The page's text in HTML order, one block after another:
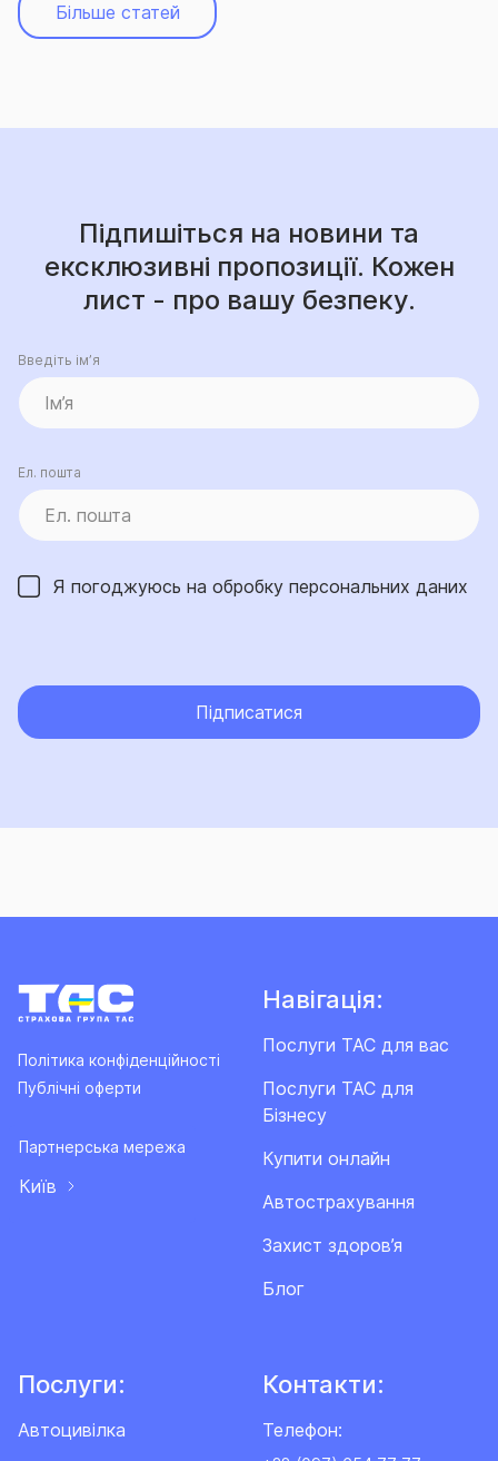
Більше статей
Підпишіться на новини та
ексклюзивні пропозиції. Кожен
лист - про вашу безпеку.
Введіть ім’я
Ел. пошта
Я погоджуюсь на обробку персональних даних
Підписатися
Політика конфіденційності
Публічні оферти
Партнерська мережа
Київ
Навігація:
Послуги ТАС для вас
Послуги ТАС для
Бізнесу
Купити онлайн
Автострахування
Захист здоров’я
Блог
Послуги:
Автоцивілка
Контакти:
Телефон: